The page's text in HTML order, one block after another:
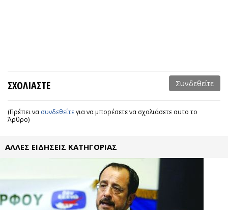
ΣΧΟΛΙΑΣΤΕ Συνδεθείτε
(Πρέπει να συνδεθείτεγια να μπορέσετε να σχολιάσετε αυτο το
Άρθρο)
ΑΛΛΕΣ ΕΙΔΗΣΕΙΣ ΚΑΤΗΓΟΡΙΑΣ